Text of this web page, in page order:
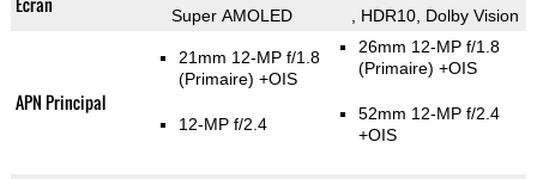
Super AMOLED
, HDR10, Dolby Vision
APN Principal
21mm 12-MP f/1.8
(Primaire) +OIS
12-MP f/2.4
26mm 12-MP f/1.8
(Primaire) +OIS
52mm 12-MP f/2.4
+OIS